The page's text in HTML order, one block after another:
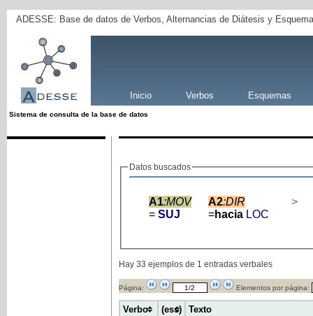
ADESSE: Base de datos de Verbos, Alternancias de Diátesis y
Inicio Verbos Esquemas
Sistema de consulta de la base de datos
Datos buscados
A1:MOV
= SUJ
A2:DIR
=hacia LOC
>
Hay 33 ejemplos de 1 entradas verbales
Página: Elementos por página:
Verbo (ess) Texto